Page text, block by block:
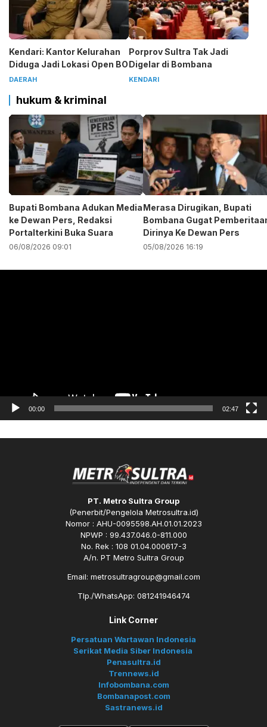
Kendari: Kantor Kelurahan
Diduga Jadi Lokasi Open BO
DAERAH
Porprov Sultra Tak Jadi
Digelar di Bombana
KENDARI
hukum & kriminal
Bupati Bombana Adukan Media
ke Dewan Pers, Redaksi
Portalterkini Buka Suara
06/08/2026 09:01
Merasa Dirugikan, Bupati
Bombana Gugat
Dirinya Ke Dewan Pers
05/08/2026 16:19
00:00 02:47
PT. Metro Sultra Group
(Penerbit/Pengelola Metrosultra.id)
Nomor : AHU-0095598.AH.01.01.2023
NPWP : 99.437.046.0-811.000
No. Rek : 108 01.04.000617-3
A/n. PT Metro Sultra Group
Email: metrosultragroup@gmail.com
Tlp./WhatsApp: 081241946474
Link Corner
Persatuan Wartawan Indonesia
Serikat Media Siber Indonesia
Penasultra.id
Trennews.id
Infobombana.com
Bombanapost.com
Sastranews.id